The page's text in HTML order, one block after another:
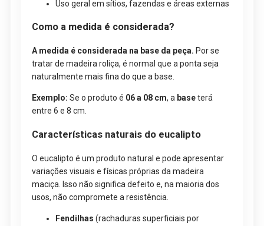
Uso geral em sítios, fazendas e áreas externas
Como a medida é considerada?
A medida é considerada na base da peça. Por se
tratar de madeira roliça, é normal que a ponta seja
naturalmente mais fina do que a base.
Exemplo: Se o produto é 06 a 08 cm, a baseterá
entre 6 e 8 cm.
Características naturais do eucalipto
O eucalipto é um produto natural e pode apresentar
variações visuais e físicas próprias da madeira
maciça. Isso não significa defeito e, na maioria dos
usos, não compromete a resistência.
Fendilhas (rachaduras superficiais por